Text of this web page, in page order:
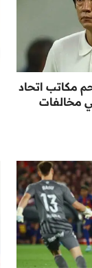
مكاتب اتحاد
مخالفات